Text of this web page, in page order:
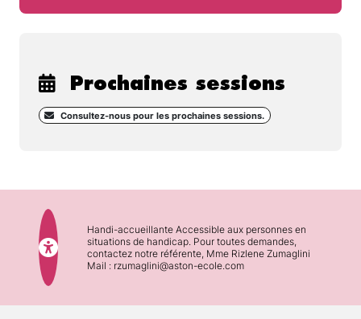
Prochaines sessions
Consultez-nous pour les prochaines sessions.
Handi-accueillante Accessible aux personnes en
situations de handicap. Pour toutes demandes,
contactez notre référente, Mme Rizlene Zumaglini
Mail : rzumaglini@aston-ecole.com